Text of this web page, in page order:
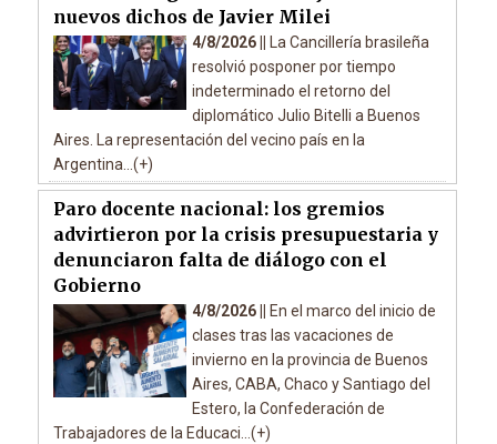
nuevos dichos de Javier Milei
4/8/2026 ||
La Cancillería brasileña
resolvió posponer por tiempo
indeterminado el retorno del
diplomático Julio Bitelli a Buenos
Aires. La representación del vecino país en la
Argentina...(+)
Paro docente nacional: los gremios
advirtieron por la crisis presupuestaria y
denunciaron falta de diálogo con el
Gobierno
4/8/2026 ||
En el marco del inicio de
clases tras las vacaciones de
invierno en la provincia de Buenos
Aires, CABA, Chaco y Santiago del
Estero, la Confederación de
Trabajadores de la Educaci...(+)